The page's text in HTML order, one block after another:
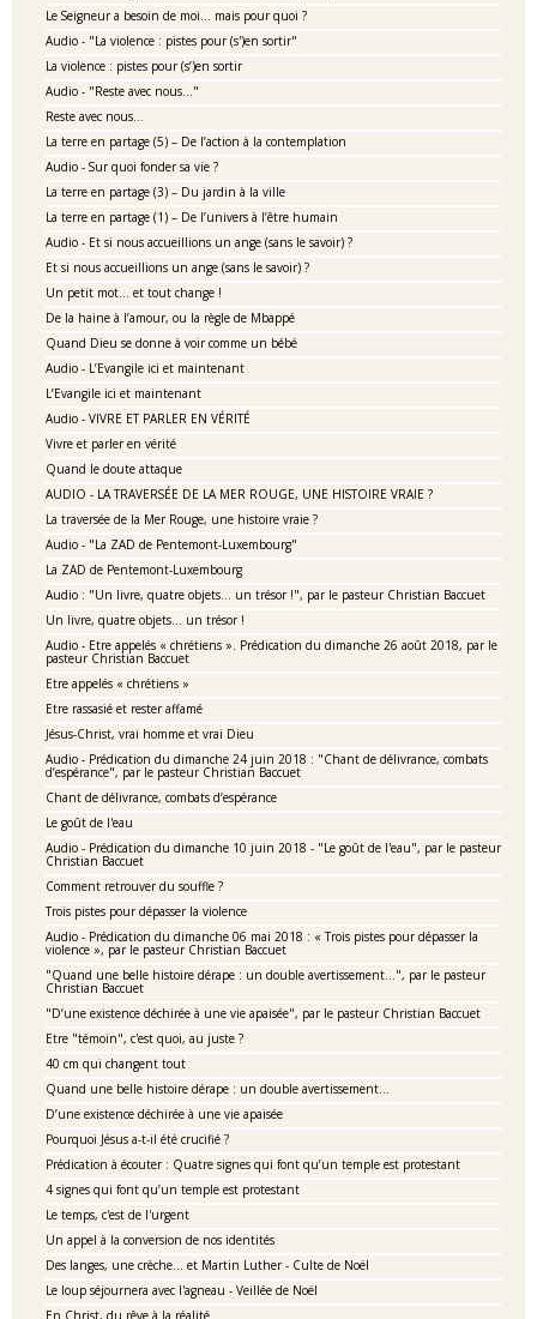
Le Seigneur a besoin de moi… mais pour quoi ?
Audio - "La violence : pistes pour (s')en sortir"
La violence : pistes pour (s’)en sortir
Audio - "Reste avec nous…"
Reste avec nous…
La terre en partage (5) – De l’action à la contemplation
Audio - Sur quoi fonder sa vie ?
La terre en partage (3) – Du jardin à la ville
La terre en partage (1) – De l’univers à l’être humain
Audio - Et si nous accueillions un ange (sans le savoir) ?
Et si nous accueillions un ange (sans le savoir) ?
Un petit mot… et tout change !
De la haine à l’amour, ou la règle de Mbappé
Quand Dieu se donne à voir comme un bébé
Audio - L’Evangile ici et maintenant
L’Evangile ici et maintenant
Audio - VIVRE ET PARLER EN VÉRITÉ
Vivre et parler en vérité
Quand le doute attaque
AUDIO - LA TRAVERSÉE DE LA MER ROUGE, UNE HISTOIRE VRAIE ?
La traversée de la Mer Rouge, une histoire vraie ?
Audio - "La ZAD de Pentemont-Luxembourg"
La ZAD de Pentemont-Luxembourg
Audio : "Un livre, quatre objets… un trésor !", par le pasteur Christian Baccuet
Un livre, quatre objets… un trésor !
Audio - Etre appelés « chrétiens ». Prédication du dimanche 26 août 2018, par le
pasteur Christian Baccuet
Etre appelés « chrétiens »
Etre rassasié et rester affamé
Jésus-Christ, vrai homme et vrai Dieu
Audio - Prédication du dimanche 24 juin 2018 : "Chant de délivrance, combats
d’espérance", par le pasteur Christian Baccuet
Chant de délivrance, combats d’espérance
Le goût de l'eau
Audio - Prédication du dimanche 10 juin 2018 - "Le goût de l'eau", par le pasteur
Christian Baccuet
Comment retrouver du souffle ?
Trois pistes pour dépasser la violence
Audio - Prédication du dimanche 06 mai 2018 : « Trois pistes pour dépasser la
violence », par le pasteur Christian Baccuet
"Quand une belle histoire dérape : un double avertissement…", par le pasteur
Christian Baccuet
"D’une existence déchirée à une vie apaisée", par le pasteur Christian Baccuet
Etre "témoin", c'est quoi, au juste ?
40 cm qui changent tout
Quand une belle histoire dérape : un double avertissement…
D’une existence déchirée à une vie apaisée
Pourquoi Jésus a-t-il été crucifié ?
Prédication à écouter : Quatre signes qui font qu’un temple est protestant
4 signes qui font qu’un temple est protestant
Le temps, c'est de l'urgent
Un appel à la conversion de nos identités
Des langes, une crèche… et Martin Luther - Culte de Noël
Le loup séjournera avec l'agneau - Veillée de Noël
En Christ, du rêve à la réalité